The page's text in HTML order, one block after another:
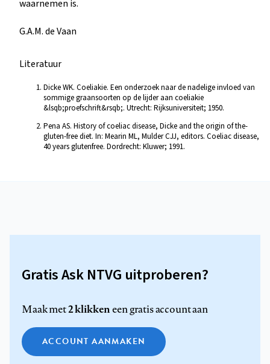
waarnemen is.
G.A.M. de Vaan
Literatuur
Dicke WK. Coeliakie. Een onderzoek naar de nadelige invloed van
sommige graansoorten op de lijder aan coeliakie
&lsqb;proefschrift&rsqb;. Utrecht: Rijksuniversiteit; 1950.
Pena AS. History of coeliac disease, Dicke and the origin of the-
gluten-free diet. In: Mearin ML, Mulder CJJ, editors. Coeliac disease,
40 years glutenfree. Dordrecht: Kluwer; 1991.
Gratis Ask NTVG uitproberen?
Maak met2 klikkeneen gratis account aan
ACCOUNT AANMAKEN